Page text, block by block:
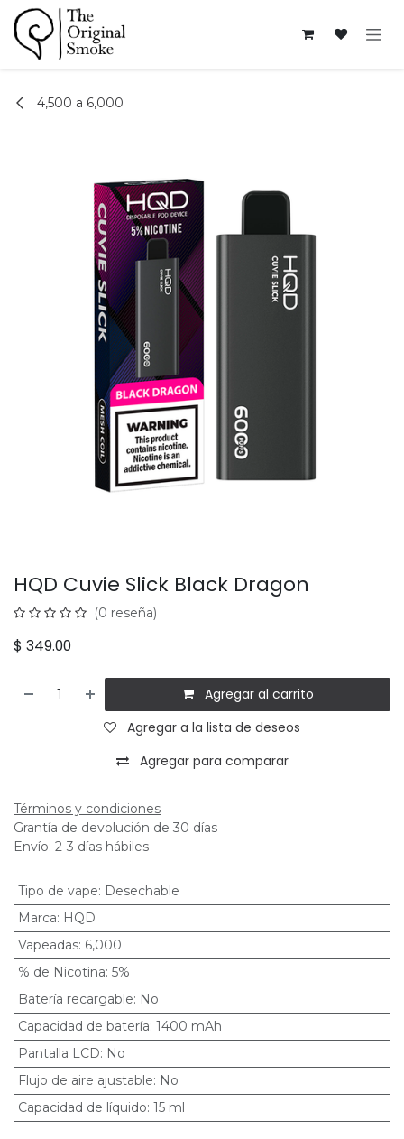
Ir al contenido
4,500 a 6,000
HQD Cuvie Slick Black Dragon
(0 reseña)
$ 349.00
Agregar al carrito
Agregar para comparar
Agregar a la lista de deseos
Términos y condiciones
Grantía de devolución de 30 días
Envío: 2-3 días hábiles
Tipo de vape: Desechable
Marca: HQD
Vapeadas: 6,000
% de Nicotina: 5%
Batería recargable: No
Capacidad de batería: 1400 mAh
Pantalla LCD: No
Flujo de aire ajustable: No
Capacidad de líquido: 15 ml